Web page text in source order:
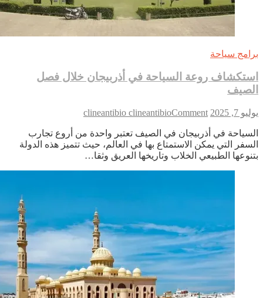
سياحة
روعة السياحة في أذربيجان خلال فصل
7, 2025
clineantibio clineantibioComment
on
روعة
السياحة
في
في أذربيجان في الصيف تعتبر واحدة من أروع تجارب
التي يمكن الاستمتاع بها في العالم، حيث تتميز هذه الدولة
الطبيعي الخلاب وتاريخها العريق وثقا…